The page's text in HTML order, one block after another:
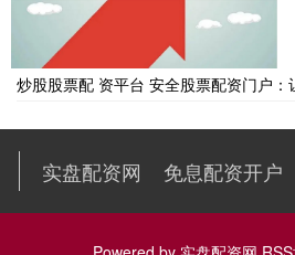
炒股股票配 资平台 安全股票配资门户：
实盘配资网 免息配资开户